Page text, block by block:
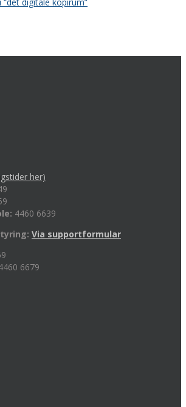
her)
4460 6639
Via supportformular
6679